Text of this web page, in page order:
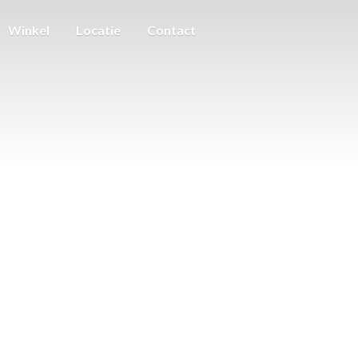
Winkel Locatie Contact